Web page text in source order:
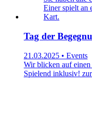
Tag der
21.03.2025 • Events
Wir blicken auf
Spielend inklusiv!